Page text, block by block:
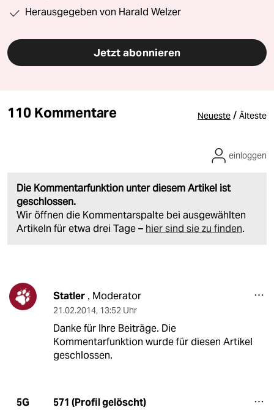
Herausgegeben von Harald Welzer
Jetzt abonnieren
110 Kommentare Neueste / Älteste
Die Kommentarfunktion unter diesem Artikel ist
geschlossen.
Wir öffnen die Kommentarspalte bei ausgewählten
Artikeln für etwa drei Tage – hier sind sie zu finden.
einloggen
Statler, Moderator
21.02.2014, 13:52 Uhr
Danke für Ihre Beiträge. Die
Kommentarfunktion wurde für diesen Artikel
geschlossen.
5G 571 (Profil gelöscht)